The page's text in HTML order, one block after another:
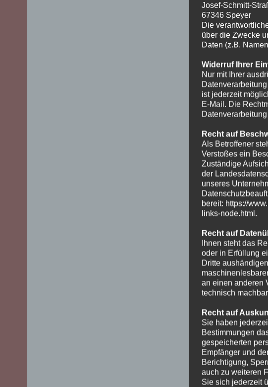
Josef-Schmitt-
67346 Speyer
Die
über die Zwecke
Daten (z.B.
Widerruf Ihrer
Nur mit Ihrer
ist jederzeit
E-Mail. Die
Recht auf
Als Betroffener
Verstoßes ein
Zuständige
der
unseres
bereit: https://
links-node.html.
Recht auf
Ihnen steht das
oder in Erfüllung
Dritte
an einen anderen
technisch
Recht auf
Sie haben
Bestimmungen
gespeicherten
Empfänger und
Berichtigung,
auch zu weiteren
Sie sich jederzeit